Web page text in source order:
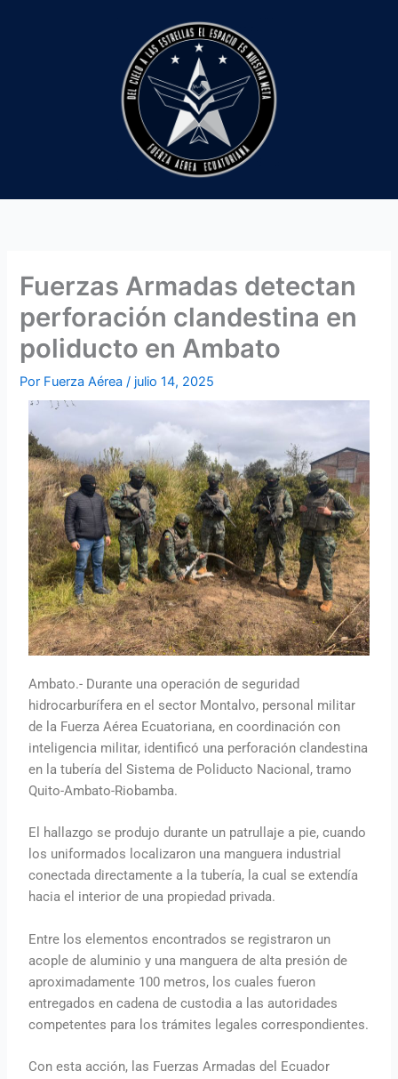
Fuerzas Armadas detectan
perforación clandestina en
poliducto en Ambato
Por Fuerza Aérea/ julio 14, 2025
Ambato.- Durante una operación de seguridad
hidrocarburífera en el sector Montalvo, personal militar
de la Fuerza Aérea Ecuatoriana, en coordinación con
inteligencia militar, identificó una perforación clandestina
en la tubería del Sistema de Poliducto Nacional, tramo
Quito-Ambato-Riobamba.
El hallazgo se produjo durante un patrullaje a pie, cuando
los uniformados localizaron una manguera industrial
conectada directamente a la tubería, la cual se extendía
hacia el interior de una propiedad privada.
Entre los elementos encontrados se registraron un
acople de aluminio y una manguera de alta presión de
aproximadamente 100 metros, los cuales fueron
entregados en cadena de custodia a las autoridades
competentes para los trámites legales correspondientes.
Con esta acción, las Fuerzas Armadas del Ecuador